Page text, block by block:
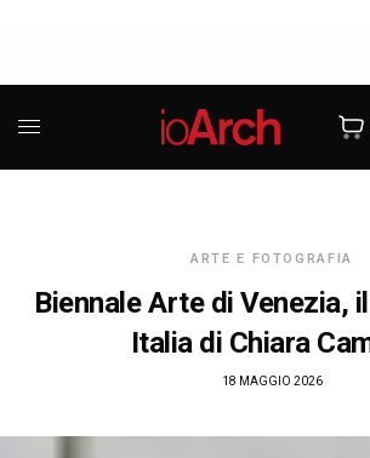
ARTE E FOTOGRAFIA
Biennale Arte di Venezia,
Italia di Chiara
18 MAGGIO 2026